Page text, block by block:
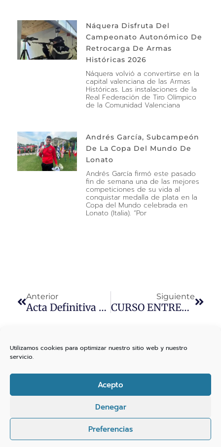
Utilizamos cookies para optimizar nuestro sitio web y nuestro
servicio.
Acepto
Denegar
Preferencias
Náquera Disfruta Del
Campeonato Autonómico De
Retrocarga De Armas
Históricas 2026
Náquera volvió a convertirse en la
capital valenciana de las Armas
Históricas. Las instalaciones de la
Real Federación de Tiro Olímpico
de la Comunidad Valenciana
Andrés García, Subcampeón
De La Copa Del Mundo De
Lonato
Andrés García firmó este pasado
fin de semana una de las mejores
competiciones de su vida al
conquistar medalla de plata en la
Copa del Mundo celebrada en
Lonato (Italia). “Por
Anterior
Acta Definitiva Proclamación De Presidente Y Junta Directiva
Siguiente
CURSO ENTRENADOR TIRO OLIMPICO NIVEL I (REGLADO)
Español